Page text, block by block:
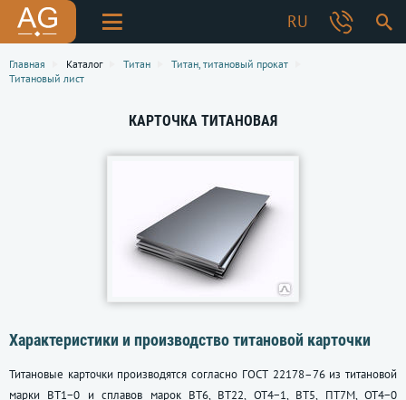
RU
Главная Каталог Титан
Титан, титановый прокат
Титановый лист
КАРТОЧКА ТИТАНОВАЯ
Характеристики и производство титановой карточки
Титановые карточки производятся согласно ГОСТ 22178–76из титановой
марки ВТ1−0 и сплавов марок ВТ6, ВТ22, ОТ4−1, ВТ5, ПТ7М, ОТ4−0